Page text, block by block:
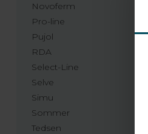
Novoferm
Pro-line
Pujol
RDA
Select-Line
Selve
Simu
Sommer
Tedsen